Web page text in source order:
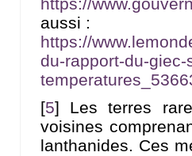
aussi :
https://
du-rapport-du-
[5] Les terres
voisines
lanthanides. Ces